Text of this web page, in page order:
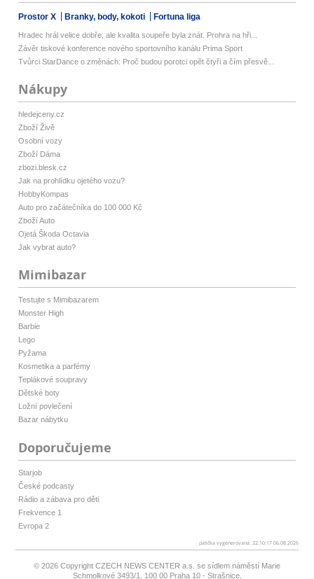
Prostor X Branky, body, kokoti Fortuna liga
Hradec hrál velice dobře, ale kvalita soupeře byla znát. Prohra na hři...
Závěr tiskové konference nového sportovního kanálu Prima Sport
Tvůrci StarDance o změnách: Proč budou porotci opět čtyři a čím přesvě...
Nákupy
hledejceny.cz
Zboží Živě
Osobní vozy
Zboží Dáma
zbozi.blesk.cz
Jak na prohlídku ojetého vozu?
HobbyKompas
Auto pro začátečníka do 100 000 Kč
Zboží Auto
Ojetá Škoda Octavia
Jak vybrat auto?
Mimibazar
Testujte s Mimibazarem
Monster High
Barbie
Lego
Pyžama
Kosmetika a parfémy
Teplákové soupravy
Dětské boty
Ložní povlečení
Bazar nábytku
Doporučujeme
Starjob
České podcasty
Rádio a zábava pro děti
Frekvence 1
Evropa 2
patička vygenerovaná: 22:10:17 06.08.2026
© 2026 Copyright CZECH NEWS CENTER a.s. se sídlem náměstí Marie
Schmolkové 3493/1, 100 00 Praha 10 - Strašnice,